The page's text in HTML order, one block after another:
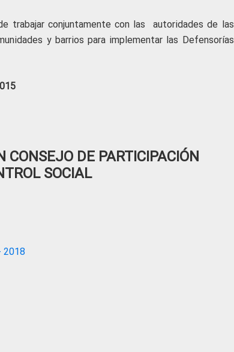
trabajar conjuntamente con las autoridades de las
y barrios para implementar las Defensorías
CONSEJO DE PARTICIPACIÓN
SOCIAL
2018